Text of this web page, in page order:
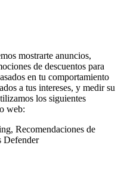
mostrarte anuncios,
de descuentos para
en tu comportamiento
a tus intereses, y medir su
los siguientes
web:
Recomendaciones de
Defender